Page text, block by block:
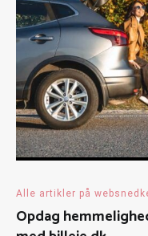
Alle artikler på
Opdag